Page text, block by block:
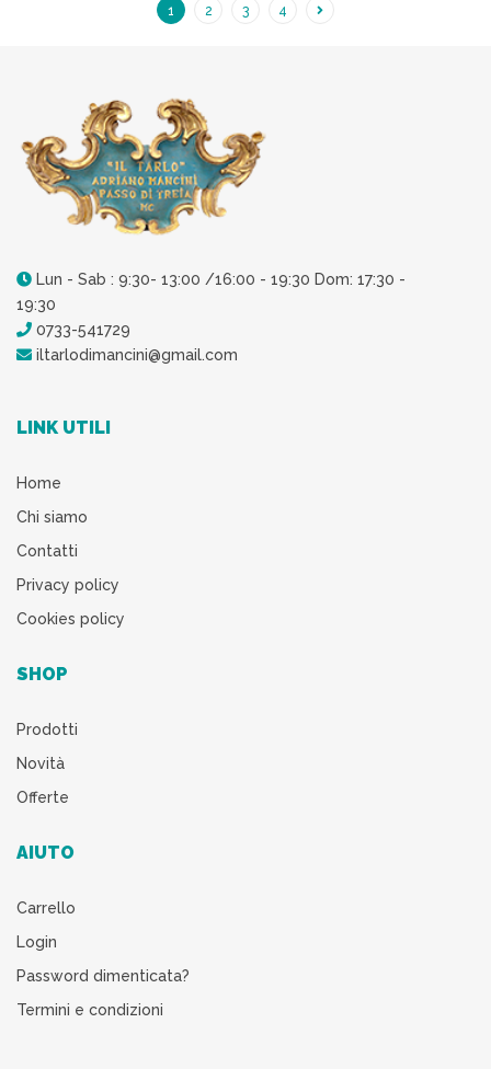
1 2 3 4
Lun - Sab : 9:30- 13:00 /16:00 - 19:30 Dom: 17:30 -
19:30
0733-541729
iltarlodimancini@gmail.com
LINK UTILI
Home
Chi siamo
Contatti
Privacy policy
Cookies policy
SHOP
Prodotti
Novità
Offerte
AIUTO
Carrello
Login
Password dimenticata?
Termini e condizioni